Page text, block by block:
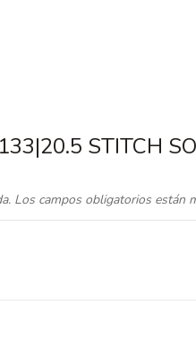
STITCH
Los campos obligatorios están